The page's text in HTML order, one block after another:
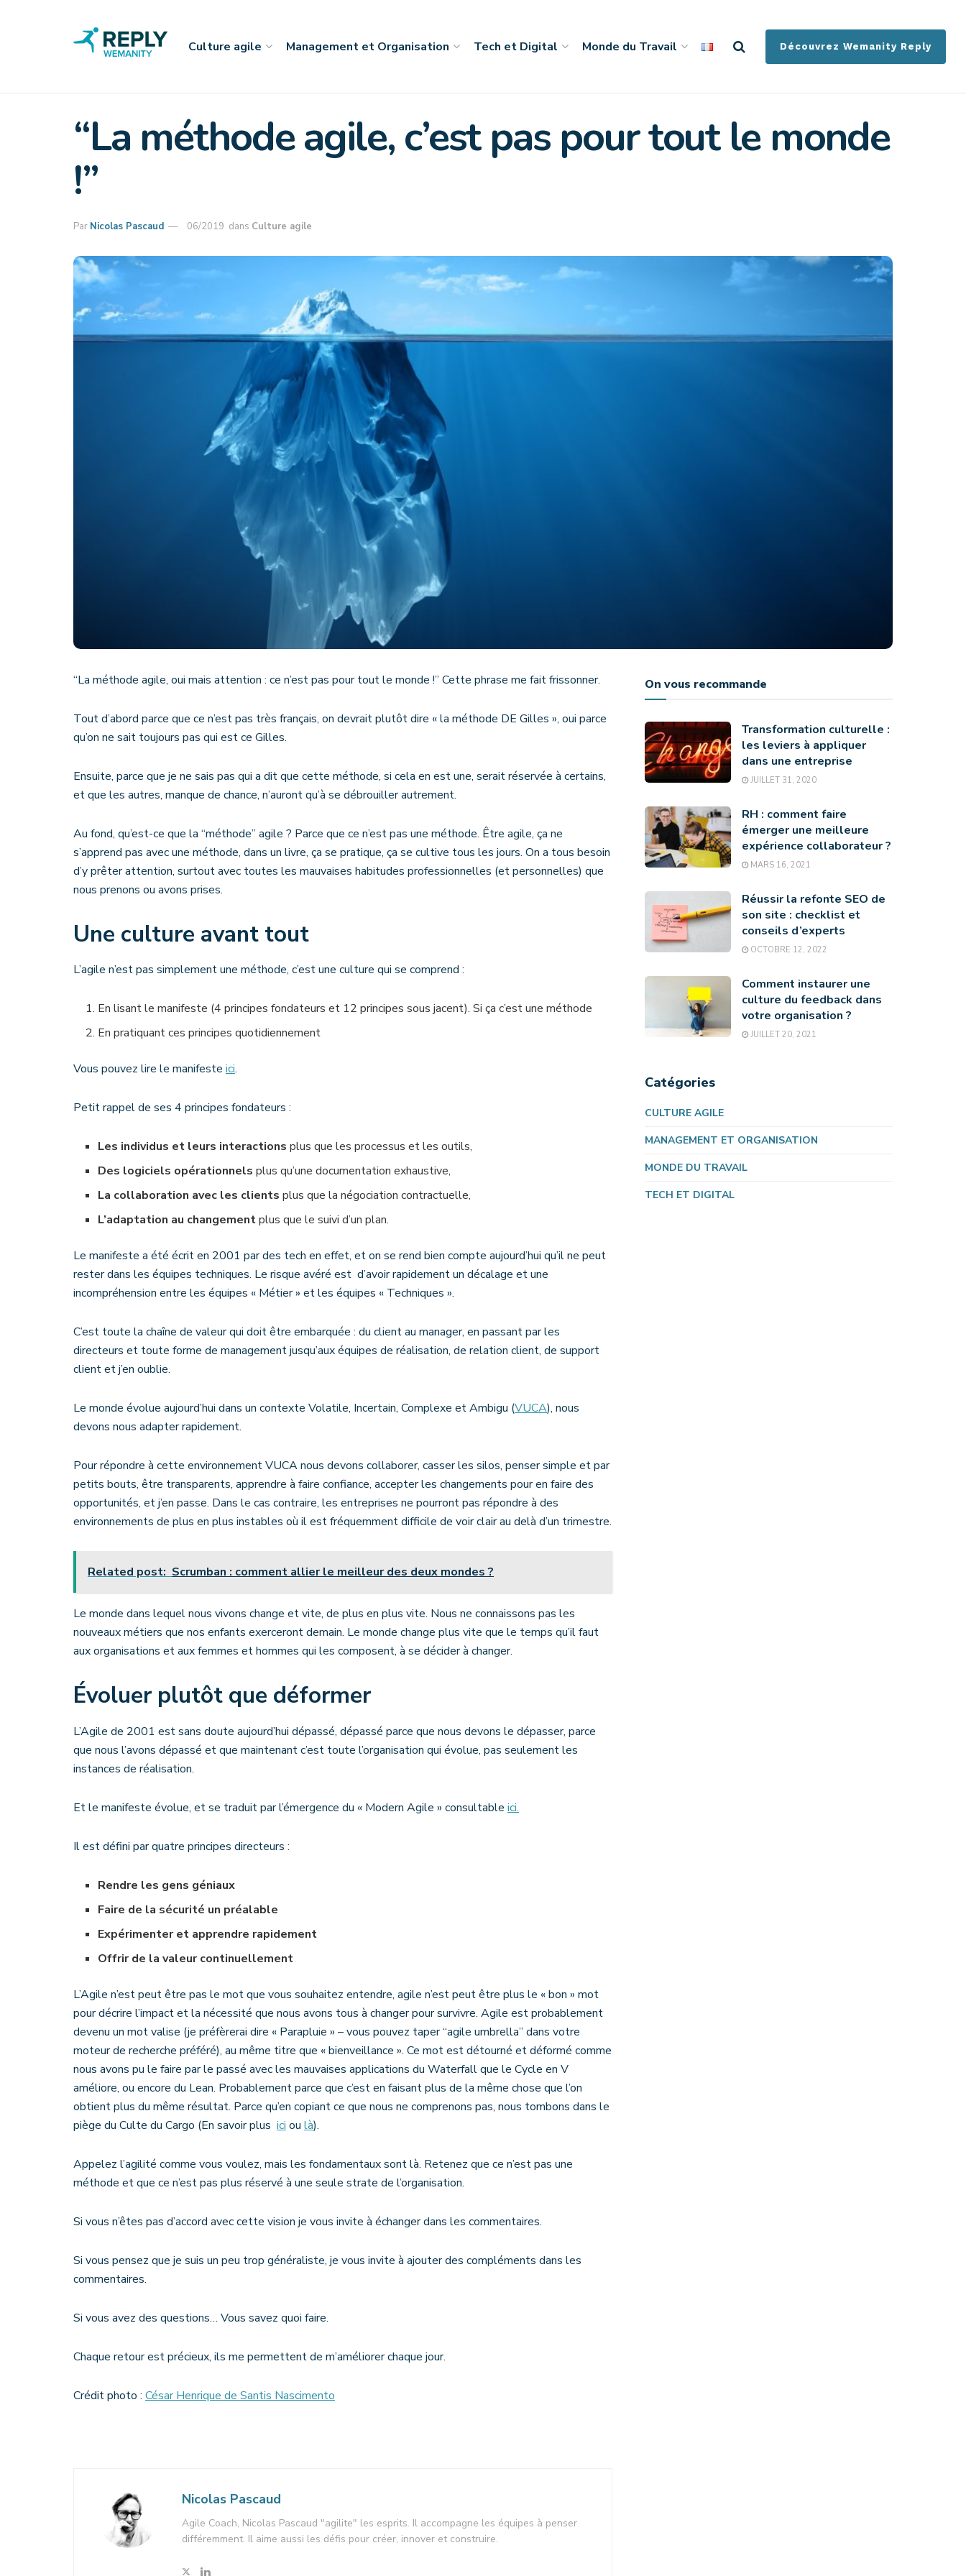
Culture agile Management et Organisation Tech et Digital Monde du Travail Découvrez Wemanity Reply
“La méthode agile, c’est pas pour tout le monde
!”
Par Nicolas Pascaud 06/2019 dans Culture agile
“La méthode agile, oui mais attention : ce n’est pas pour tout le monde !” Cette phrase me fait frissonner.
Tout d’abord parce que ce n’est pas très français, on devrait plutôt dire « la méthode DE Gilles », oui parce
qu’on ne sait toujours pas qui est ce Gilles.
Ensuite, parce que je ne sais pas qui a dit que cette méthode, si cela en est une, serait réservée à certains,
et que les autres, manque de chance, n’auront qu’à se débrouiller autrement.
Au fond, qu’est-ce que la “méthode” agile ? Parce que ce n’est pas une méthode. Être agile, ça ne
s’apprend pas avec une méthode, dans un livre, ça se pratique, ça se cultive tous les jours. On a tous besoin
d’y prêter attention, surtout avec toutes les mauvaises habitudes professionnelles (et personnelles) que
nous prenons ou avons prises.
Une culture avant tout
L’agile n’est pas simplement une méthode, c’est une culture qui se comprend :
En lisant le manifeste (4 principes fondateurs et 12 principes sous jacent). Si ça c’est une méthode
En pratiquant ces principes quotidiennement
Vous pouvez lire le manifeste ici.
Petit rappel de ses 4 principes fondateurs :
Les individus et leurs interactions plus que les processus et les outils,
Des logiciels opérationnels plus qu’une documentation exhaustive,
La collaboration avec les clients plus que la négociation contractuelle,
L’adaptation au changementplus que le suivi d’un plan.
Le manifeste a été écrit en 2001 par des tech en effet, et on se rend bien compte aujourd’hui qu’il ne peut
rester dans les équipes techniques. Le risque avéré est d’avoir rapidement un décalage et une
incompréhension entre les équipes « Métier » et les équipes « Techniques ».
C’est toute la chaîne de valeur qui doit être embarquée : du client au manager, en passant par les
directeurs et toute forme de management jusqu’aux équipes de réalisation, de relation client, de support
client et j’en oublie.
Le monde évolue aujourd’hui dans un contexte Volatile, Incertain, Complexe et Ambigu (VUCA), nous
devons nous adapter rapidement.
Pour répondre à cette environnement VUCA nous devons collaborer, casser les silos, penser simple et par
petits bouts, être transparents, apprendre à faire confiance, accepter les changements pour en faire des
opportunités, et j’en passe. Dans le cas contraire, les entreprises ne pourront pas répondre à des
environnements de plus en plus instables où il est fréquemment difficile de voir clair au delà d’un trimestre.
Related post: Scrumban : comment allier le meilleur des deux mondes ?
Le monde dans lequel nous vivons change et vite, de plus en plus vite. Nous ne connaissons pas les
nouveaux métiers que nos enfants exerceront demain. Le monde change plus vite que le temps qu’il faut
aux organisations et aux femmes et hommes qui les composent, à se décider à changer.
Évoluer plutôt que déformer
L’Agile de 2001 est sans doute aujourd’hui dépassé, dépassé parce que nous devons le dépasser, parce
que nous l’avons dépassé et que maintenant c’est toute l’organisation qui évolue, pas seulement les
instances de réalisation.
Et le manifeste évolue, et se traduit par l’émergence du « Modern Agile » consultable ici.
Il est défini par quatre principes directeurs :
Rendre les gens géniaux
Faire de la sécurité un préalable
Expérimenter et apprendre rapidement
Offrir de la valeur continuellement
L’Agile n’est peut être pas le mot que vous souhaitez entendre, agile n’est peut être plus le « bon » mot
pour décrire l’impact et la nécessité que nous avons tous à changer pour survivre. Agile est probablement
devenu un mot valise (je préfèrerai dire « Parapluie » – vous pouvez taper “agile umbrella” dans votre
moteur de recherche préféré), au même titre que « bienveillance ». Ce mot est détourné et déformé comme
nous avons pu le faire par le passé avec les mauvaises applications du Waterfall que le Cycle en V
améliore, ou encore du Lean. Probablement parce que c’est en faisant plus de la même chose que l’on
obtient plus du même résultat. Parce qu’en copiant ce que nous ne comprenons pas, nous tombons dans le
piège du Culte du Cargo (En savoir plus ici ou là).
Appelez l’agilité comme vous voulez, mais les fondamentaux sont là. Retenez que ce n’est pas une
méthode et que ce n’est pas plus réservé à une seule strate de l’organisation.
Si vous n’êtes pas d’accord avec cette vision je vous invite à échanger dans les commentaires.
Si vous pensez que je suis un peu trop généraliste, je vous invite à ajouter des compléments dans les
commentaires.
Si vous avez des questions… Vous savez quoi faire.
Chaque retour est précieux, ils me permettent de m’améliorer chaque jour.
Crédit photo : César Henrique de Santis Nascimento
Nicolas Pascaud
Agile Coach, Nicolas Pascaud "agilite" les esprits. Il accompagne les équipes à penser
différemment. Il aime aussi les défis pour créer, innover et construire.
On vous recommande
Transformation culturelle :
les leviers à appliquer
dans une entreprise
JUILLET 31, 2020
RH : comment faire
émerger une meilleure
expérience collaborateur ?
MARS 16, 2021
Réussir la refonte SEO de
son site : checklist et
conseils d’experts
OCTOBRE 12, 2022
Comment instaurer une
culture du feedback dans
votre organisation ?
JUILLET 20, 2021
Catégories
CULTURE AGILE
MANAGEMENT ET ORGANISATION
MONDE DU TRAVAIL
TECH ET DIGITAL